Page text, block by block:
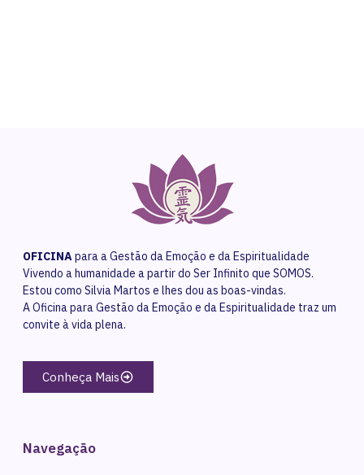
OFICINApara a Gestão da Emoção e da Espiritualidade
Vivendo a humanidade a partir do Ser Infinito que SOMOS.
Estou como Silvia Martos e lhes dou as boas-vindas.
A Oficina para Gestão da Emoção e da Espiritualidade traz um
convite à vida plena.
Conheça Mais
Navegação